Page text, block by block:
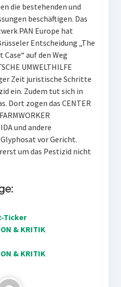
die bestehenden und
beschäftigen. Das
PAN Europe hat
Entscheidung „The
auf den Weg
UMWELTHILFE
Zeit juristische Schritte
ein. Zudem tut sich in
Dort zogen das CENTER
und andere
vor Gericht.
um das Pestizid nicht
Ticker
& KRITIK
& KRITIK